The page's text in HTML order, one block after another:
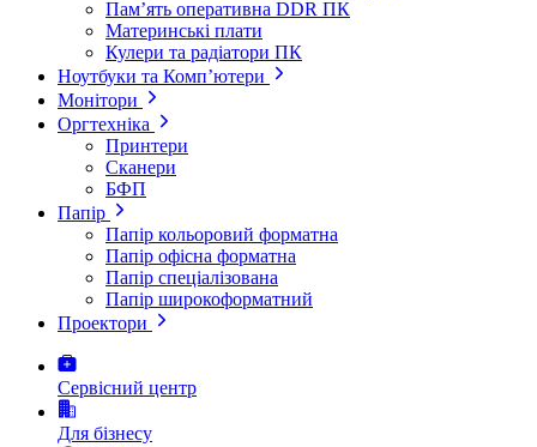
Пам’ять оперативна DDR ПК
Материнські плати
Кулери та радіатори ПК
Ноутбуки та Комп’ютери
Монітори
Оргтехніка
Принтери
Сканери
БФП
Папір
Папір кольоровий форматна
Папір офісна форматна
Папір спеціалізована
Папір широкоформатний
Проектори
Сервісний центр
Для бізнесу